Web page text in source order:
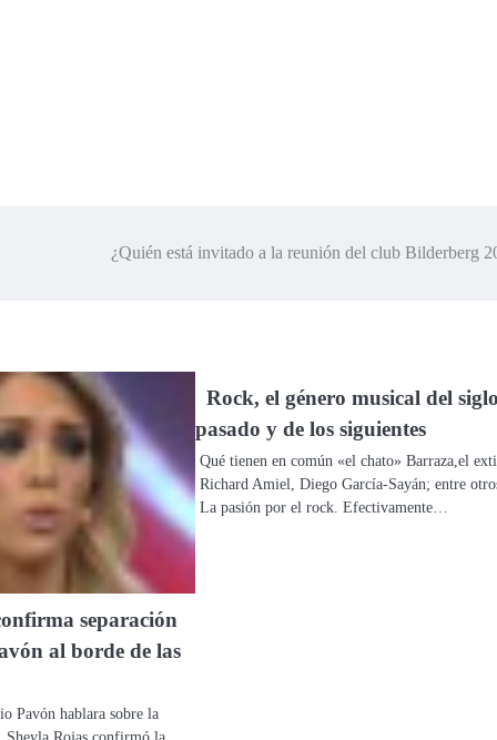
¿Quién está invitado a la reunión del club Bilderberg
separación
al borde de las
Pavón hablara sobre la
Sheyla Rojas confirmó la
Rock, el género musical del
pasado y de los siguientes
Qué tienen en común «el chato» Barraza,el
Richard Amiel, Diego García-Sayán; entre
La pasión por el rock. Efectivamente…